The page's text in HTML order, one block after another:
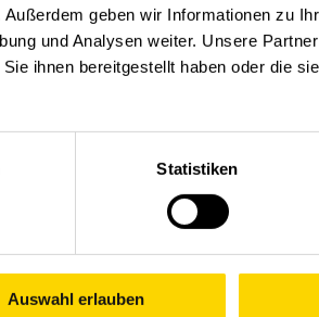
geben wir Informationen zu
und Analysen weiter. Unsere
ihnen bereitgestellt haben oder die
Statistiken
Auswahl erlauben
mit Foto,